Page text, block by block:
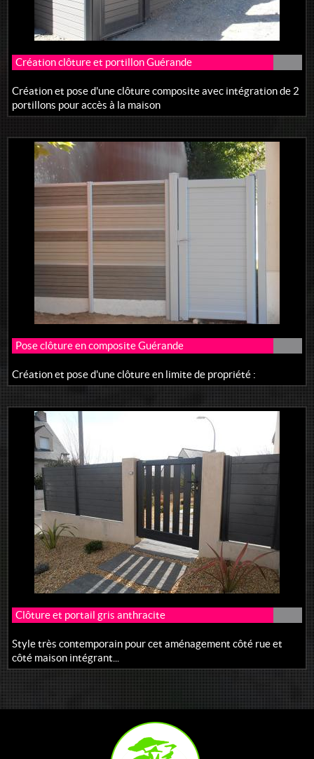
Création clôture et portillon Guérande
Création et pose d'une clôture composite avec intégration de 2
portillons pour accès à la maison
Pose clôture en composite Guérande
Création et pose d'une clôture en limite de propriété :
Clôture et portail gris anthracite
Style très contemporain pour cet aménagement côté rue et
côté maison intégrant...